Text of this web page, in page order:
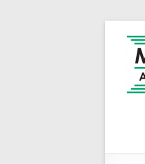
content